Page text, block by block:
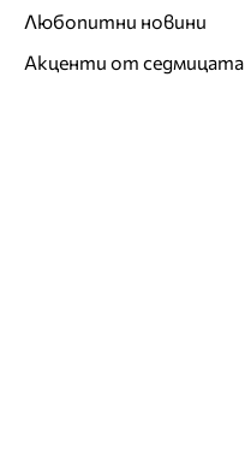
Любопитни новини
Акценти от седмицата